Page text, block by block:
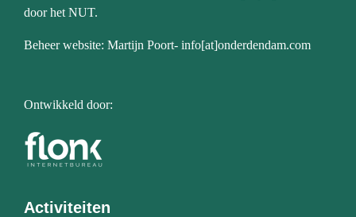
door het NUT.
Beheer website: Martijn Poort- info[at]onderdendam.com
Ontwikkeld door:
Activiteiten